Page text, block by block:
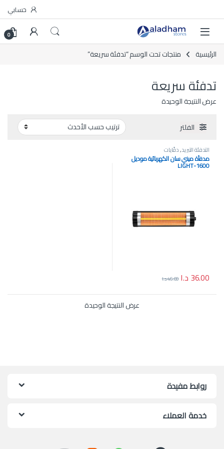
حسابي
0
الرئيسية منتجات تحت الوسم “تدفئة سريعة”
تدفئة سريعة
عرض النتيجة الوحيدة
الفلتر
التدفئة التبريد,دفّايات
مدفأة ميني سان الكهربائية موديل
LIGHT-1600
36.00 د.ا 46.00د.ا
عرض النتيجة الوحيدة
روابط مفيدة
خدمة العملاء